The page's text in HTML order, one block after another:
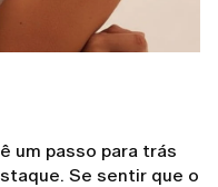
um passo para trás
Se sentir que o